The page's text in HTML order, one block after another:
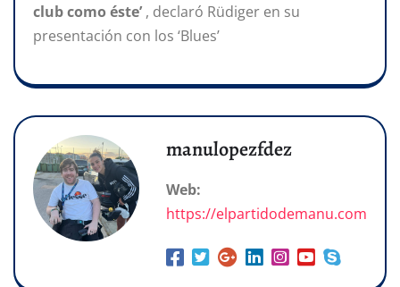
club como éste’, declaró Rüdiger en su
presentación con los ‘Blues’
manulopezfdez
Web:
https://elpartidodemanu.com